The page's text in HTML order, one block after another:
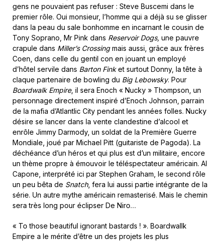
gens ne pouvaient pas refuser : Steve Buscemi dans le
premier rôle. Oui monsieur, l’homme qui a déjà su se glisser
dans la peau du sale bonhomme en incarnant le cousin de
Tony Soprano, Mr Pink dans Reservoir Dogs, une pauvre
crapule dans Miller’s Crossingmais aussi, grâce aux frères
Coen, dans celle du gentil con en jouant un employé
d’hôtel servile dans Barton Finket surtout Donny, la tête à
claque partenaire de bowling du Big Lebowsky. Pour
Boardwalk Empire, il sera Enoch « Nucky » Thompson, un
personnage directement inspiré d’Enoch Johnson, parrain
de la mafia d’Atlantlic City pendant les années folles. Nucky
désire se lancer dans la vente clandestine d’alcool et
enrôle Jimmy Darmody, un soldat de la Première Guerre
Mondiale, joué par Michael Pitt (guitariste de Pagoda). La
déchéance d’un héros et qui plus est d’un militaire, encore
un thème propre à émouvoir le téléspectateur américain. Al
Capone, interprété ici par Stephen Graham, le second rôle
un peu bêta de Snatch, fera lui aussi partie intégrante de la
série. Un autre mythe américain remasterisé. Mais le chemin
sera très long pour éclipser De Niro…
« To those beautiful ignorant bastards ! ». Boardwallk
Empire a le mérite d’être un des projets les plus